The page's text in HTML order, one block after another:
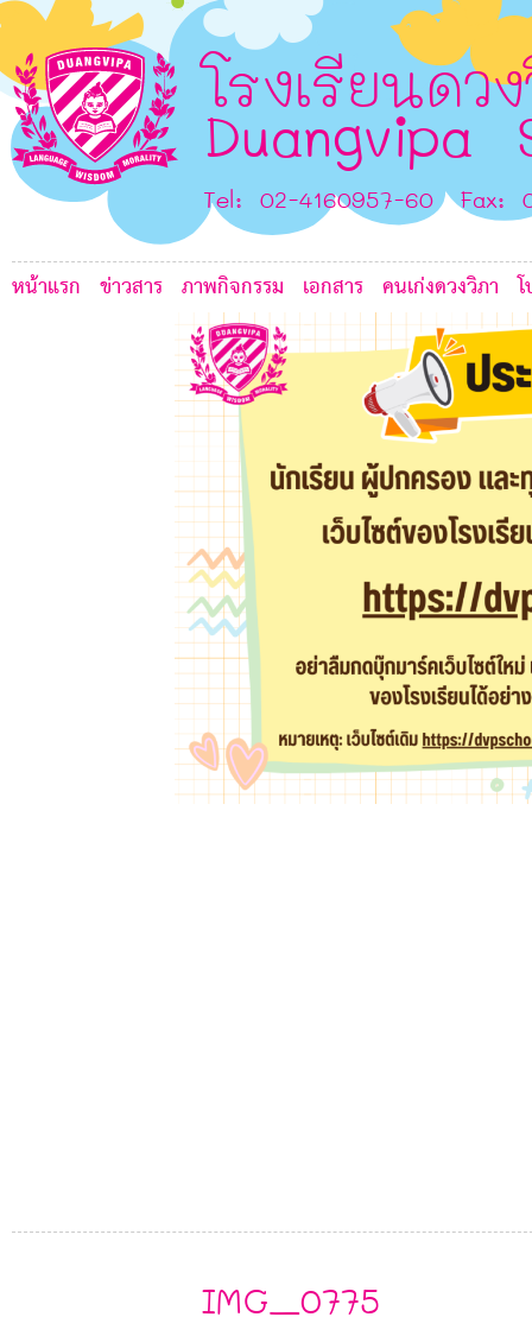
โรงเรียนดว
Duangvipa
Tel: 02-4160957-60 Fax:
หน้าแรก ข่าวสาร ภาพกิจกรรม เอกสาร คนเก่งดวงวิภา
IMG_0775